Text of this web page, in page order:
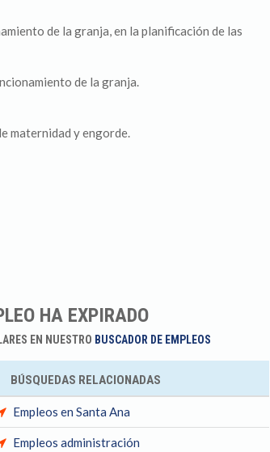
de la granja, en la planificación de las
de la granja.
maternidad y engorde.
HA EXPIRADO
EN NUESTRO BUSCADOR DE EMPLEOS
BÚSQUEDAS RELACIONADAS
Empleos en Santa Ana
Empleos administración